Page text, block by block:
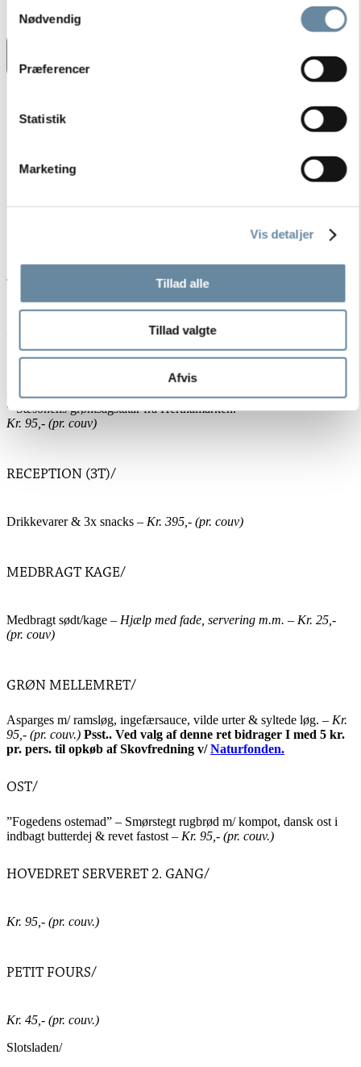
Nødvendig
Præferencer
Statistik
Marketing
Vis detaljer
Tillad alle
Tillad valgte
Afvis
TILVALG/
* Krondyr indbagt i glaseret butterdej.
* Krustade m/ pisket gedefriskost og ørredrogn.
* Sæsonens grøntsagstatar fra Herthamarken.
Kr. 95,- (pr. couv)
RECEPTION (3T)/
Drikkevarer & 3x snacks – Kr. 395,- (pr. couv)
MEDBRAGT KAGE/
Medbragt sødt/kage – Hjælp med fade, servering m.m. – Kr. 25,-
(pr. couv)
GRØN MELLEMRET/
Asparges m/ ramsløg, ingefærsauce, vilde urter & syltede løg. – Kr.
95,- (pr. couv.) Psst.. Ved valg af denne ret bidrager I med 5 kr.
pr. pers. til opkøb af Skovfredning v/Naturfonden.
OST/
”Fogedens ostemad” – Smørstegt rugbrød m/ kompot, dansk ost i
indbagt butterdej & revet fastost – Kr. 95,- (pr. couv.)
HOVEDRET SERVERET 2. GANG/
Kr. 95,- (pr. couv.)
PETIT FOURS/
Kr. 45,- (pr. couv.)
Slotsladen/